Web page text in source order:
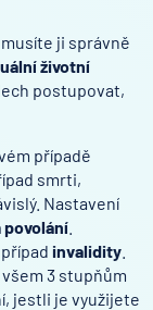
ji správně
životní
postupovat,
případě
smrti,
Nastavení
povolání
invalidity
3 stupňům
jestli je využijete